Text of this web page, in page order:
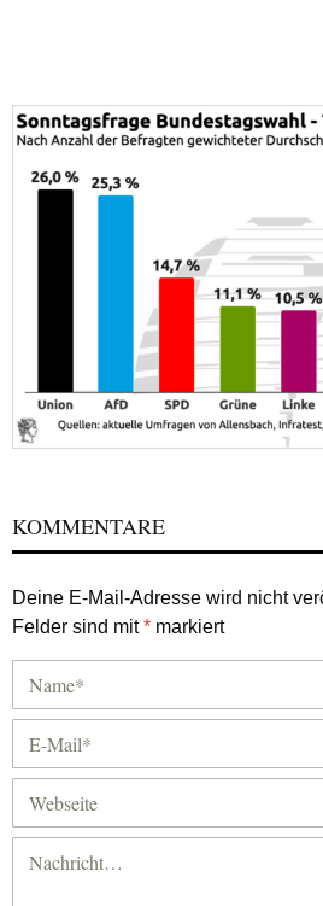
KOMMENTARE
Deine E-Mail-Adresse wird nicht
Felder sind mit* markiert